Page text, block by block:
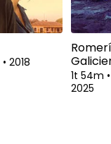
• 2018
1t 54m •
2025